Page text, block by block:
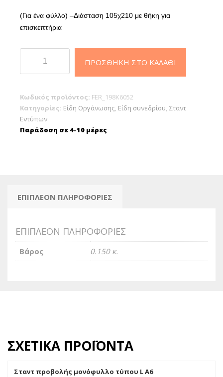
(Για ένα φύλλο) –Διάσταση 105χ210 με θήκη για
επισκεπτήρια
πλεξιγκλάς
βάση
με
θήκη
ΠΡΟΣΘΉΚΗ ΣΤΟ ΚΑΛΆΘΙ
Κωδικός προϊόντος: FER_198K6052
Κατηγορίες: Είδη Οργάνωσης, Είδη συνεδρίου, Σταντ
Εντύπων
Παράδοση σε 4-10 μέρες
ΕΠΙΠΛΈΟΝ ΠΛΗΡΟΦΟΡΊΕΣ
ΕΠΙΠΛΈΟΝ ΠΛΗΡΟΦΟΡΊΕΣ
Βάρος 0.150 κ.
ΣΧΕΤΙΚΆ ΠΡΟΪΌΝΤΑ
Σταντ προβολής μονόφυλλο τύπου L Α6